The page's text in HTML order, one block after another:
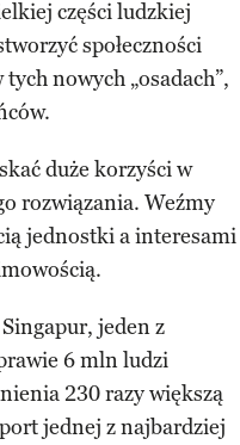
części ludzkiej
społeczności
nowych „osadach”,
duże korzyści w
rozwiązania. Weźmy
jednostki a interesami
jeden z
6 mln ludzi
230 razy większą
jednej z najbardziej